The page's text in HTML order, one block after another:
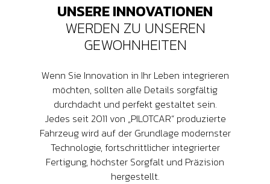
UNSERE INNOVATIONEN
WERDEN ZU UNSEREN
GEWOHNHEITEN
Wenn Sie Innovation in Ihr Leben integrieren
möchten, sollten alle Details sorgfältig
durchdacht und perfekt gestaltet sein.
Jedes seit 2011 von „PILOTCAR“ produzierte
Fahrzeug wird auf der Grundlage modernster
Technologie, fortschrittlicher integrierter
Fertigung, höchster Sorgfalt und Präzision
hergestellt.